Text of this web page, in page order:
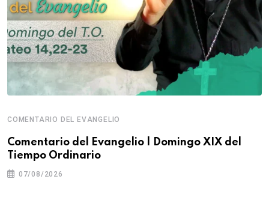
COMENTARIO DEL EVANGELIO
Comentario del Evangelio | Domingo XIX del
Tiempo Ordinario
07/08/2026